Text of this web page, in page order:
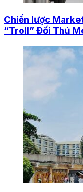
Chiến lược
“Troll” Đối Thủ